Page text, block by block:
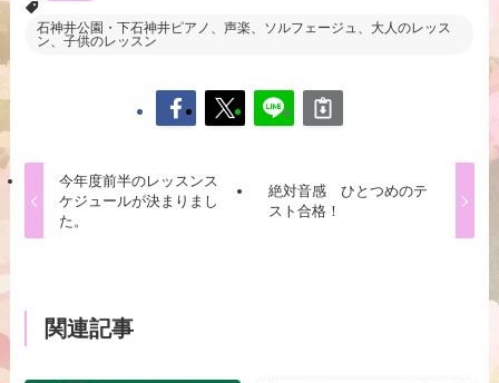
石神井公園・下石神井ピアノ、声楽、ソルフェージュ、大人のレッス
ン、子供のレッスン
今年度前半のレッスンス
ケジュールが決まりまし
た。
絶対音感 ひとつめのテ
スト合格！
関連記事